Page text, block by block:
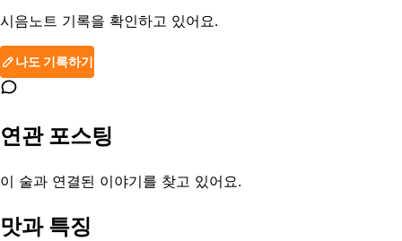
시음노트 기록을 확인하고 있어요.
나도 기록하기
연관 포스팅
이 술과 연결된 이야기를 찾고 있어요.
맛과 특징